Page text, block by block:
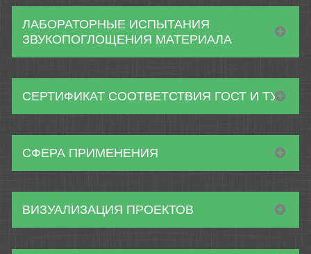
ЛАБОРАТОРНЫЕ ИСПЫТАНИЯ
ЗВУКОПОГЛОЩЕНИЯ МАТЕРИАЛА
СЕРТИФИКАТ СООТВЕТСТВИЯ ГОСТ И ТУ
СФЕРА ПРИМЕНЕНИЯ
ВИЗУАЛИЗАЦИЯ ПРОЕКТОВ